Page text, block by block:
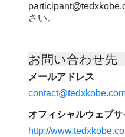
さい。
お問い合わせ先
メールアドレス
オフィシャルウェブサ
http://